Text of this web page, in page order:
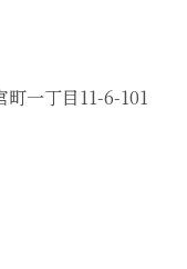
一丁目11-6-101